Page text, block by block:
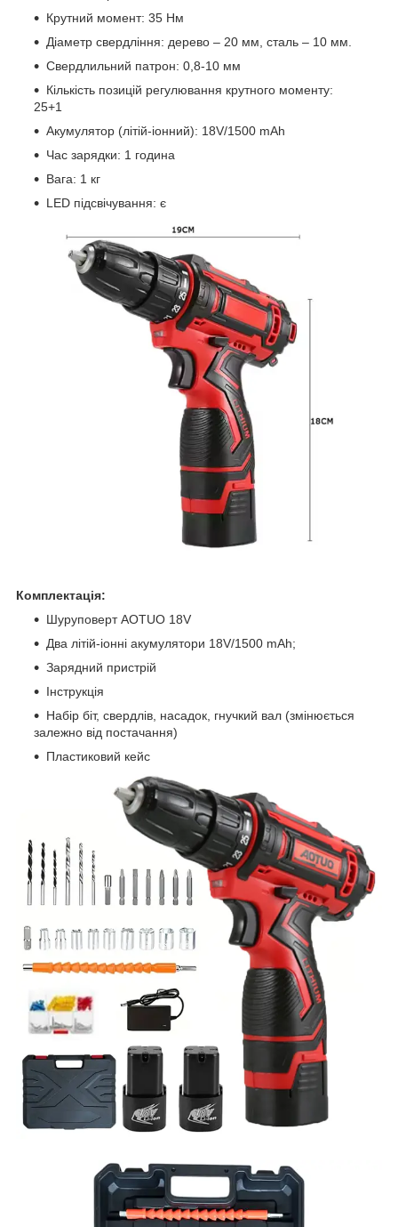
Крутний момент: 35 Нм
Діаметр свердління: дерево – 20 мм, сталь – 10 мм.
Свердлильний патрон: 0,8-10 мм
Кількість позицій регулювання крутного моменту:
25+1
Акумулятор (літій-іонний): 18V/1500 mAh
Час зарядки: 1 година
Вага: 1 кг
LED підсвічування: є
Комплектація:
Шуруповерт AOTUO 18V
Два літій-іонні акумулятори 18V/1500 mAh;
Зарядний пристрій
Інструкція
Набір біт, свердлів, насадок, гнучкий вал (змінюється
залежно від постачання)
Пластиковий кейс